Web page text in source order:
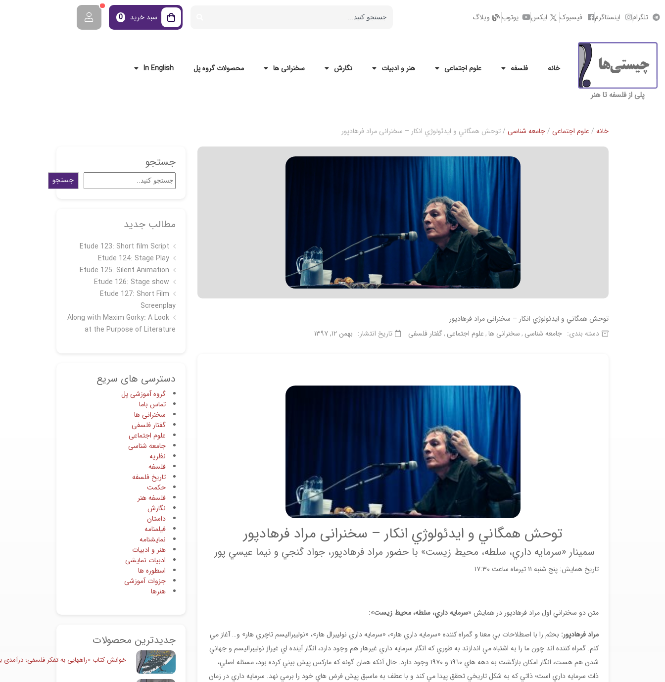
تلگرام اینستاگرم فیسبوک ایکس یوتوب وبلاگ سبد خرید 0
پلی از فلسفه تا هنر
خانه فلسفه علوم اجتماعی هنر و ادبیات نگارش سخنرانی ها محصولات گروه پل In English
خانه / علوم اجتماعی /جامعه شناسی / توحش همگاني و ايدئولوژي انكار – سخنرانی مراد فرهادپور
توحش همگاني و ايدئولوژي انكار – سخنرانی مراد فرهادپور
دسته بندی: جامعه شناسی سخنرانی ها علوم اجتماعی گفتار فلسفی تاریخ انتشار: بهمن ۱۲, ۱۳۹۷
توحش همگاني و ايدئولوژي انكار – سخنرانی مراد فرهادپور
سمينار «سرمايه داري، سلطه، محيط زيست» با حضور مراد فرهادپور، جواد گنجي و نيما عيسي پور
تاریخ همایش: پنج شنبه ۱۱ تیرماه ساعت ۱۷:۳۰
متن دو سخنراني اول مراد فرهادپور در همایش «سرمايه داري، سلطه، محيط زيست»:
مراد فرهادپور: بحثم را با اصطلاحات بي معنا و گمراه کننده «سرمايه داري هار»، «سرمايه داري نوليبرال هار»، «نوليبراليسم تاچري هار» و… آغاز مي
کنم. گمراه کننده اند چون ما را به اشتباه مي اندازند به طوري که انگار سرمايه داري غيرهار هم وجود دارد، انگار آينده اي غيراز نوليبراليسم و جهاني
شدن هم هست، انگار امکان بازگشت به دهه هاي ١٩٦٠ و ١٩٧٠ وجود دارد. حال آنکه همان گونه که مارکس پيش بيني کرده بود، مسئله اصلي،
ذات سرمايه داري است؛ ذاتي که به شکل تاريخي تحقق پيدا مي کند و با عطف به ماسبق پيش فرض هاي خود را برمي نهد. سرمايه داري در زمان
جستجو
جستجو
مطالب جدید
Etude 123: Short film Script
Etude 124: Stage Play
Etude 125: Silent Animation
Etude 126: Stage show
Étude 127: Short Film
Screenplay
Along with Maxim Gorky: A Look
at the Purpose of Literature
دسترسی های سریع
گروه آموزشی پل
تماس باما
سخنرانی ها
گفتار فلسفی
علوم اجتماعی
جامعه شناسی
نظریه
فلسفه
تاریخ فلسفه
حکمت
فلسفه هنر
نگارش
داستان
فیلمنامه
نمایشنامه
هنر و ادبیات
ادبیات نمایشی
اسطوره ها
جزوات آموزشی
هنرها
جدیدترین محصولات
خوانش کتاب «راههایی به تفکر فلسفی؛ درآمدی